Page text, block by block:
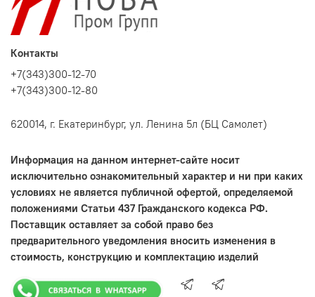
Контакты
+7(343)300-12-70
+7(343)300-12-80
620014, г. Екатеринбург, ул. Ленина 5л (БЦ Самолет)
Информация на данном интернет-сайте носит
исключительно ознакомительный характер и ни при каких
условиях не является публичной офертой, определяемой
положениями Статьи 437 Гражданского кодекса РФ.
Поставщик оставляет за собой право без
предварительного уведомления вносить изменения в
стоимость, конструкцию и комплектацию изделий